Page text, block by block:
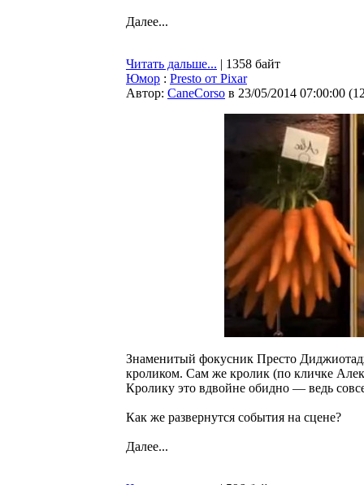
Далее...
Читать дальше... | 1358 байт
Юмор : Presto от Pixar
Автор: CaneCorso в 23/05/2014 07:00:00 (
Знаменитый фокусник Престо
кроликом. Сам же кролик (по кличке Алек
Кролику это вдвойне обидно — ведь
Как же развернутся события на сцене?
Далее...